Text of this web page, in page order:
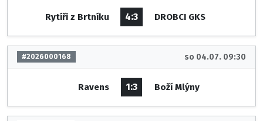
Rytíři z Brtníku 4:3 DROBCI GKS
#2026000168 so 04.07. 09:30
Ravens 1:3 Boží Mlýny